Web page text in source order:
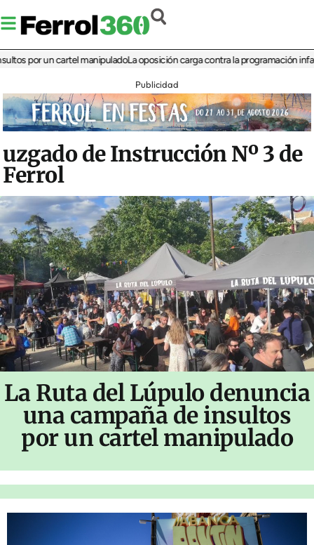
por un cartel manipuladoLa oposición carga contra la programación infantil
Publicidad
uzgado de Instrucción Nº 3 de
Ferrol
La Ruta del Lúpulo denuncia
una campaña de insultos
por un cartel manipulado